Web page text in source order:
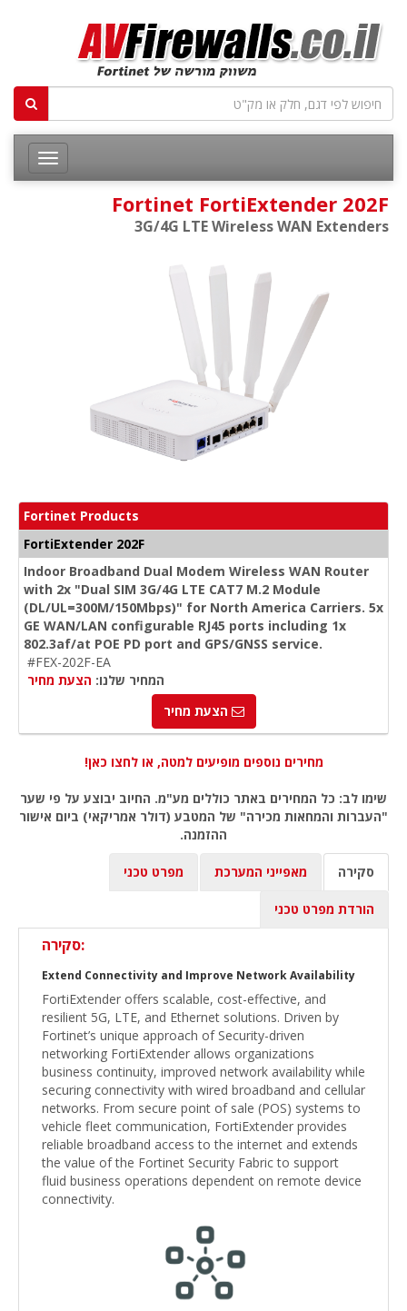
Fortinet FortiExtender 202F
3G/4G LTE Wireless WAN Extenders
Fortinet Products
FortiExtender 202F
Indoor Broadband Dual Modem Wireless WAN Router
with 2x "Dual SIM 3G/4G LTE CAT7 M.2 Module
(DL/UL=300M/150Mbps)" for North America Carriers. 5x
GE WAN/LAN configurable RJ45 ports including 1x
802.3af/at POE PD port and GPS/GNSS service.
#FEX-202F-EA
המחיר שלנו: הצעת מחיר
הצעת מחיר
מחירים נוספים מופיעים למטה, או לחצו כאן!
שימו לב: כל המחירים באתר כוללים מע"מ. החיוב יבוצע על פי שער
"העברות והמחאות מכירה" של המטבע (דולר אמריקאי) ביום אישור
ההזמנה.
סקירה מאפייני המערכת מפרט טכני
הורדת מפרט טכני
סקירה:
Extend Connectivity and Improve Network Availability
FortiExtender offers scalable, cost-effective, and
resilient 5G, LTE, and Ethernet solutions. Driven by
Fortinet’s unique approach of Security-driven
networking FortiExtender allows organizations
business continuity, improved network availability while
securing connectivity with wired broadband and cellular
networks. From secure point of sale (POS) systems to
vehicle fleet communication, FortiExtender provides
reliable broadband access to the internet and extends
the value of the Fortinet Security Fabric to support
fluid business operations dependent on remote device
connectivity.